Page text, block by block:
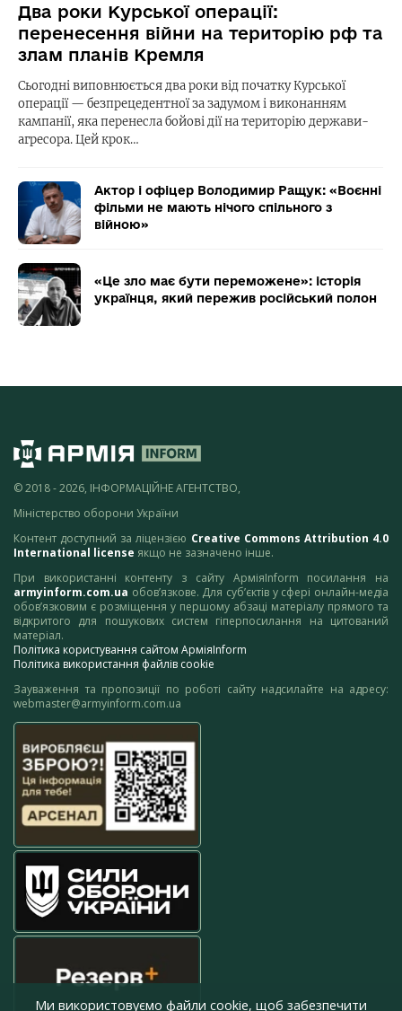
Два роки Курської операції:
перенесення війни на територію рф та
злам планів Кремля
Сьогодні виповнюється два роки від початку Курської
операції — безпрецедентної за задумом і виконанням
кампанії, яка перенесла бойові дії на територію держави-
агресора. Цей крок…
Актор і офіцер Володимир Ращук: «Воєнні
фільми не мають нічого спільного з
війною»
«Це зло має бути переможене»: історія
українця, який пережив російський полон
© 2018 - 2026, ІНФОРМАЦІЙНЕ АГЕНТСТВО,
Міністерство оборони України
Контент доступний за ліцензією Creative Commons Attribution 4.0
International license якщо не зазначено інше.
При використанні контенту з сайту АрміяInform посилання на
armyinform.com.ua обов’язкове. Для суб’єктів у сфері онлайн-медіа
обов’язковим є розміщення у першому абзаці матеріалу прямого та
відкритого для пошукових систем гіперпосилання на цитований
матеріал.
Політика користування сайтом АрміяInform
Політика використання файлів cookie
Зауваження та пропозиції по роботі сайту надсилайте на адресу:
webmaster@armyinform.com.ua
Ми використовуємо файли cookie, щоб забезпечити